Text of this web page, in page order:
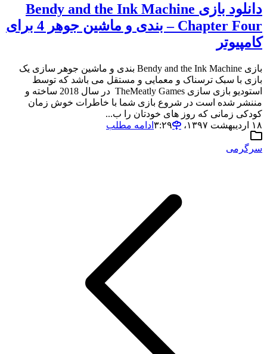
دانلود بازی Bendy and the Ink Machine
Chapter Four – بندی و ماشین جوهر 4 برای
کامپیوتر
بازی Bendy and the Ink Machine بندی و ماشین جوهر سازی یک
بازی با سبک ترسناک و معمایی و مستقل می باشد که توسط
استودیو بازی سازی TheMeatly Games در سال 2018 ساخته و
مننشر شده است در شروع بازی شما با خاطرات خوش زمان
کودکی زمانی که روز های خودتان را ب...
۱۸ اردیبهشت ۱۳۹۷،‏ ۳:۲۹
ادامه مطلب
سرگرمی